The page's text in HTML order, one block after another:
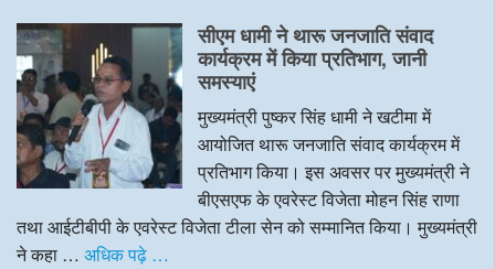
e
b
o
o
k
t
e
r
k
e
d
I
n
t
A
p
p
सीएम धामी ने थारू जनजाति संवाद
कार्यक्रम में किया प्रतिभाग, जानी
समस्याएं
मुख्यमंत्री पुष्कर सिंह धामी ने खटीमा में
आयोजित थारू जनजाति संवाद कार्यक्रम में
प्रतिभाग किया। इस अवसर पर मुख्यमंत्री ने
बीएसएफ के एवरेस्ट विजेता मोहन सिंह राणा
तथा आईटीबीपी के एवरेस्ट विजेता टीला सेन को सम्मानित किया। मुख्यमंत्री
ने कहा … अधिक पढ़े …